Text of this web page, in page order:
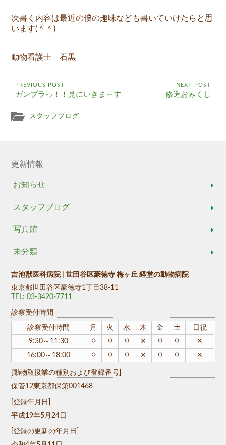
次書く内容は最近の僕の趣味なども書いていけたらと思
います(＾＾)
動物看護士 石黒
PREVIOUS POST
ガンプラっ！！見にいきま～す
NEXT POST
修造おみくじ
スタッフブログ
更新情報
お知らせ
スタッフブログ
写真館
未分類
吉池獣医科病院 | 世田谷区豪徳寺 梅ヶ丘 経堂の動物病院
東京都世田谷区豪徳寺1丁目38-11
TEL: 03-3420-7711
診察受付時間
診察受付時間 月 火 水 木 金 土
日祝
9:30～11:30
○ ○ ○ ✕ ○ ○
✕
16:00～18:00
○ ○ ○ ✕ ○ ○ ✕
[動物取扱業の種別および登録番号]
保管12東京都保第001468
[登録年月日]
平成19年5月24日
[登録の更新の年月日]